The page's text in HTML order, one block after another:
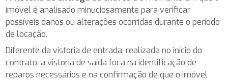
imóvel é analisado minuciosamente para verificar
possíveis danos ou alterações ocorridas durante o período
de locação.
Diferente da vistoria de entrada, realizada no início do
contrato, a vistoria de saída foca na identificação de
reparos necessários e na confirmação de que o imóvel